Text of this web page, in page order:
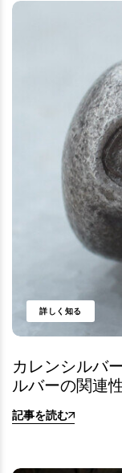
詳しく知る
カレンシルバ
ルバーの関連
記事を読む